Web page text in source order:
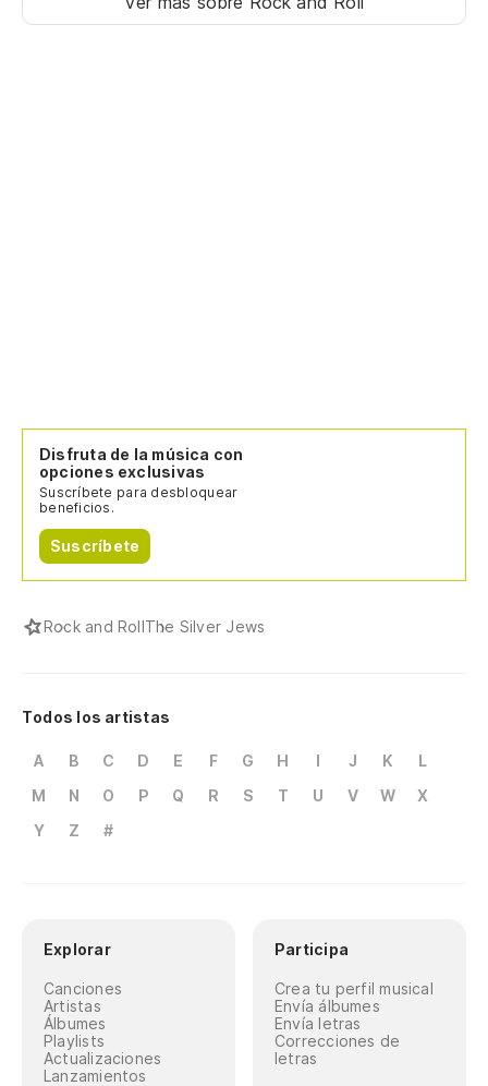
Disfruta de la música con
opciones exclusivas
Suscríbete para desbloquear
beneficios.
Suscríbete
Rock and RollThe Silver Jews
Todos los artistas
A B C D E F G H I J K
L
M
N O P Q R S T U V W
X
Y
Z #
Explorar
Canciones
Artistas
Álbumes
Playlists
Actualizaciones
Lanzamientos
Participa
Crea tu perfil musical
Envía álbumes
Envía letras
Correcciones de
letras